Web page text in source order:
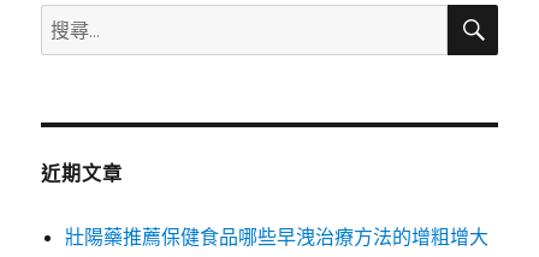
搜
尋
鍵
搜
近期文章
壯陽藥推薦保健食品哪些早洩治療方法的增粗增大